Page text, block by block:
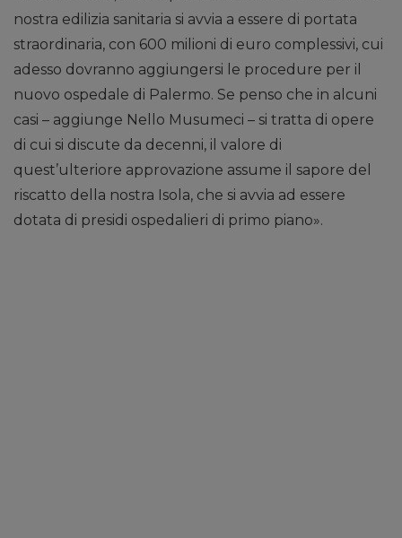
nostra edilizia sanitaria si avvia a essere di portata
straordinaria, con 600 milioni di euro complessivi, cui
adesso dovranno aggiungersi le procedure per il
nuovo ospedale di Palermo. Se penso che in alcuni
casi – aggiunge Nello Musumeci – si tratta di opere
di cui si discute da decenni, il valore di
quest’ulteriore approvazione assume il sapore del
riscatto della nostra Isola, che si avvia ad essere
dotata di presidi ospedalieri di primo piano».